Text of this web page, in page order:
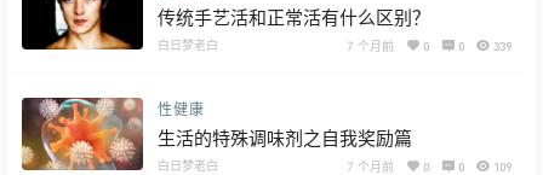
传统手艺活和正常活有什么区别？
白日梦老白 7 个月前 0 0 339
性健康
生活的特殊调味剂之自我奖励篇
白日梦老白 7 个月前 0 0 109